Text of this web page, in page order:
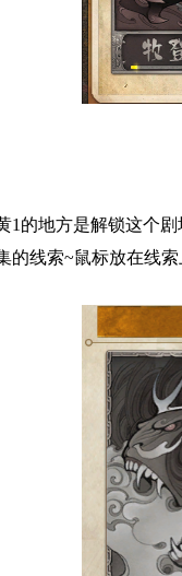
地方是解锁这个剧
的线索~鼠标放在线